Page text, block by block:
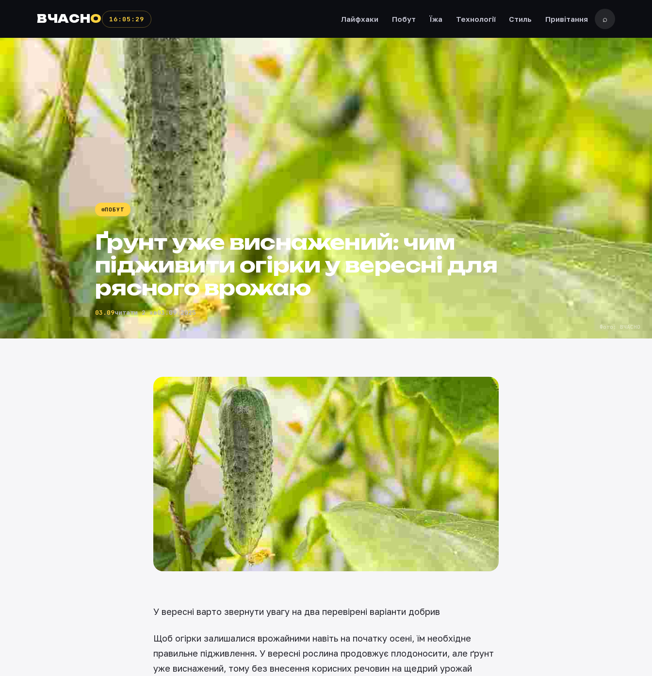
ВЧАСНО 16:05:29 Лайфхаки Побут Їжа Технології Стиль Привітання ⌕
ПОБУТ
Ґрунт уже виснажений: чим
підживити огірки у вересні для
рясного врожаю
03.09читати 2 хв03.09.2025
Фото: ВЧАСНО
У вересні варто звернути увагу на два перевірені варіанти добрив
Щоб огірки залишалися врожайними навіть на початку осені, їм необхідне
правильне підживлення. У вересні рослина продовжує плодоносити, але ґрунт
уже виснажений, тому без внесення корисних речовин на щедрий урожай